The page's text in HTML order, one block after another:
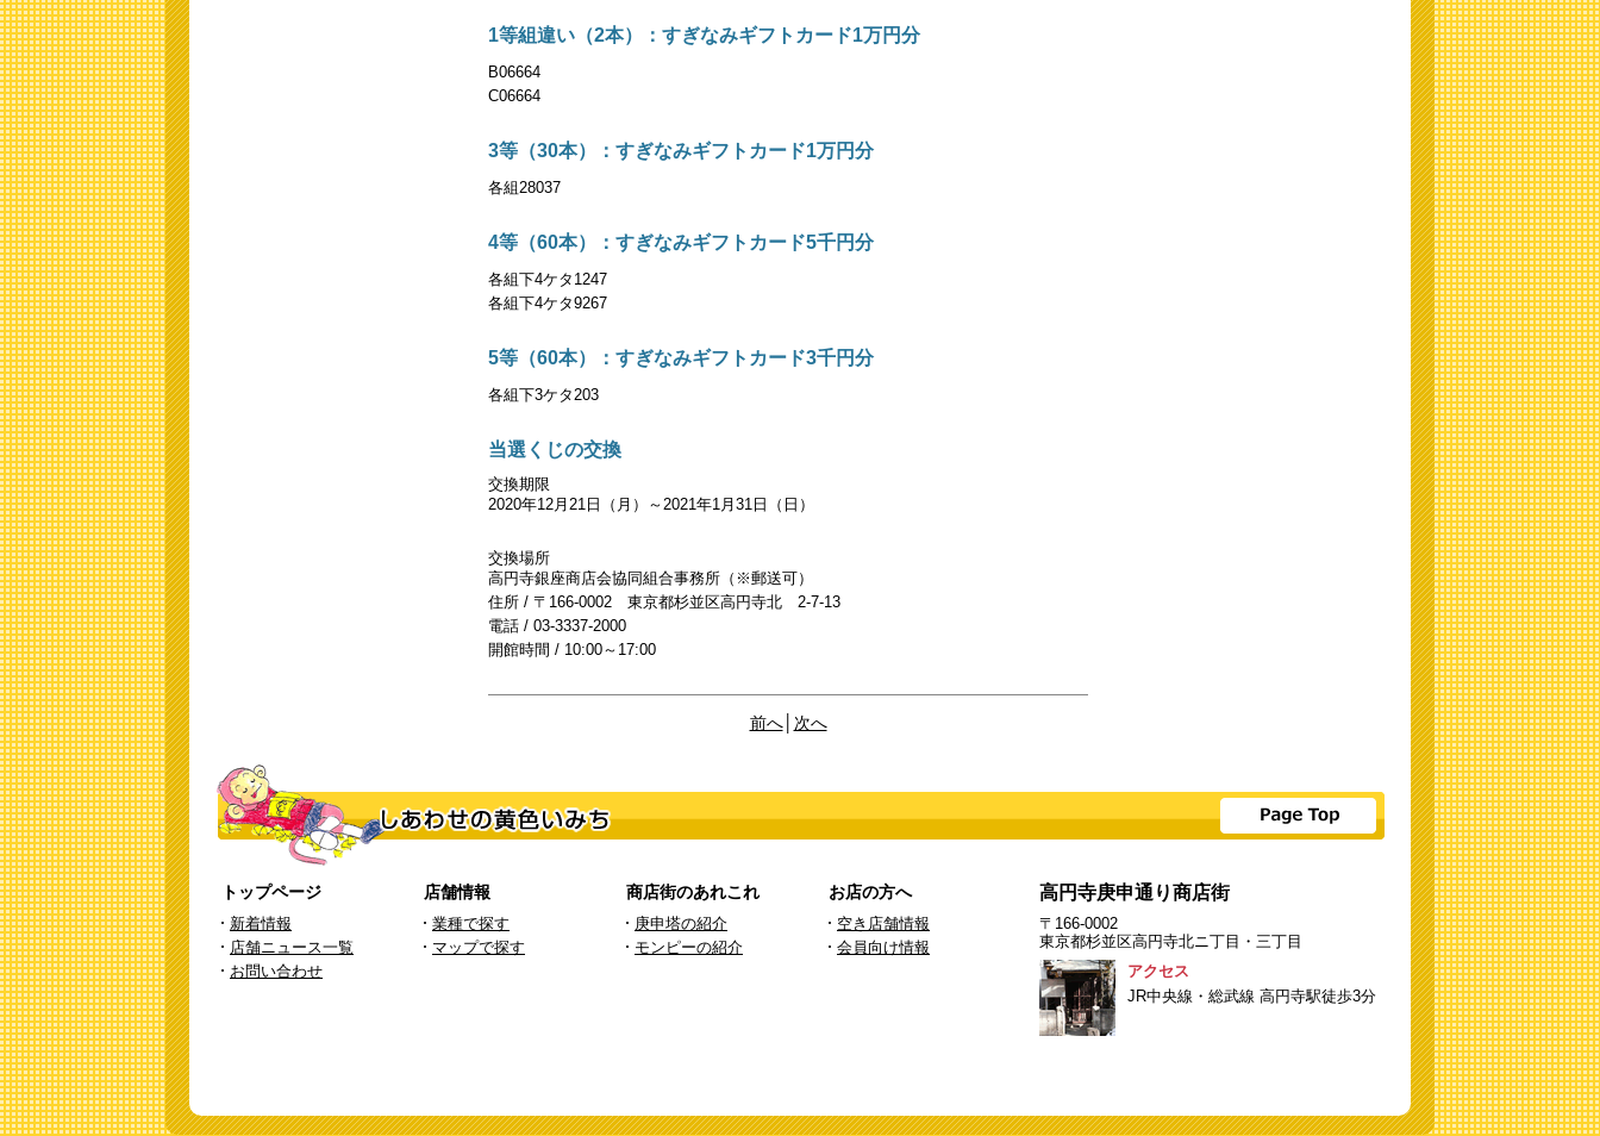
1等組違い（2本）：すぎなみギフトカード1万円分
B06664
C06664
3等（30本）：すぎなみギフトカード1万円分
各組28037
4等（60本）：すぎなみギフトカード5千円分
各組下4ケタ1247
各組下4ケタ9267
5等（60本）：すぎなみギフトカード3千円分
各組下3ケタ203
当選くじの交換
交換期限
2020年12月21日（月）～2021年1月31日（日）
交換場所
高円寺銀座商店会協同組合事務所（※郵送可）
住所 / 〒166-0002 東京都杉並区高円寺北 2-7-13
電話 / 03-3337-2000
開館時間 / 10:00～17:00
前へ│ 次へ
トップページ
新着情報
店舗ニュース一覧
お問い合わせ
店舗情報
業種で探す
マップで探す
商店街のあれこれ
庚申塔の紹介
モンピーの紹介
お店の方へ
空き店舗情報
会員向け情報
高円寺庚申通り商店街
〒166-0002
東京都杉並区高円寺北ニ丁目・三丁目
アクセス
JR中央線・総武線 高円寺駅徒歩3分